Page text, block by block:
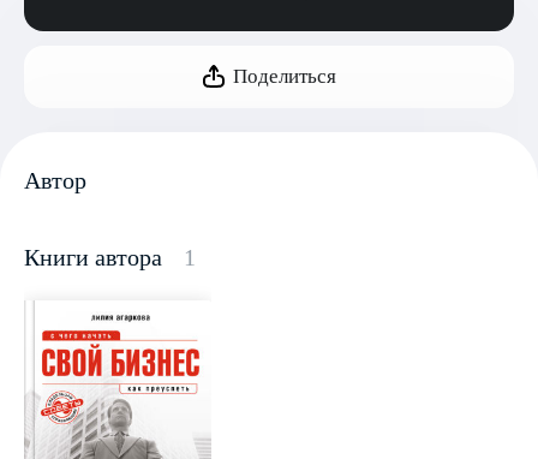
Поделиться
Автор
Книги автора 1